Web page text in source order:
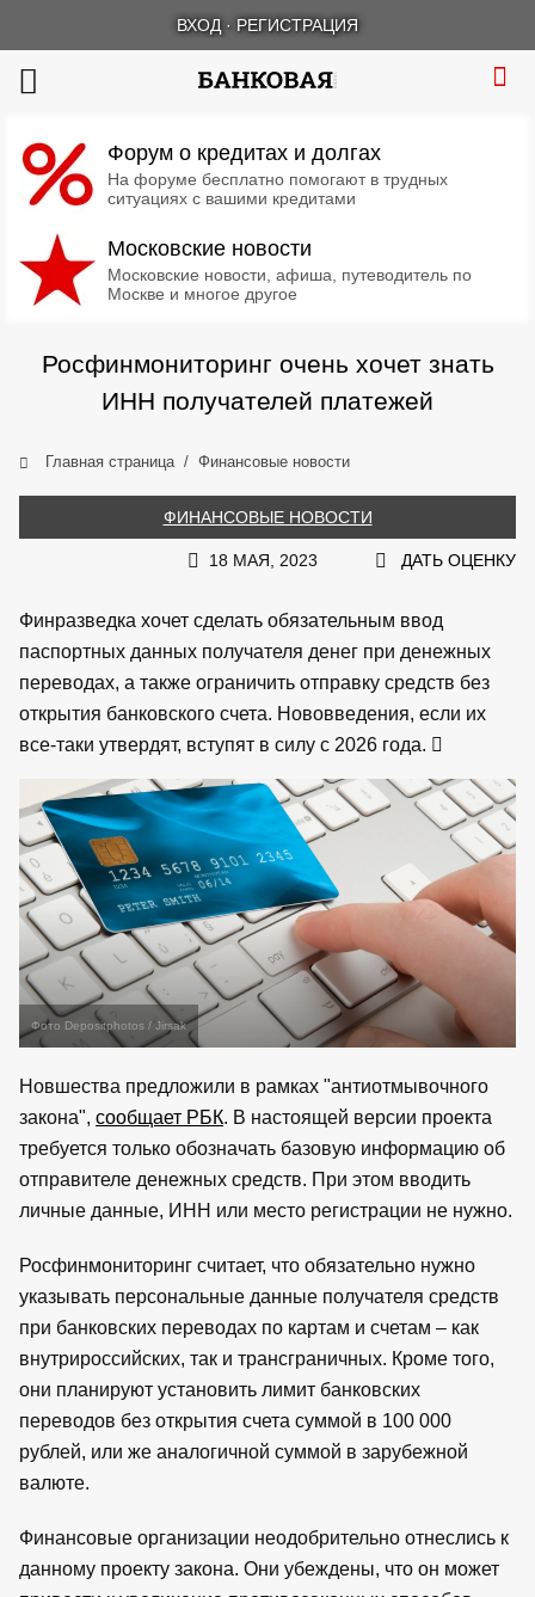
ВХОД · РЕГИСТРАЦИЯ
Форум о кредитах и долгах
На форуме бесплатно помогают в трудных
ситуациях с вашими кредитами
Московские новости
Московские новости, афиша, путеводитель по
Москве и многое другое
Росфинмониторинг очень хочет знать
ИНН получателей платежей
Главная страница Финансовые новости
ФИНАНСОВЫЕ НОВОСТИ
18 МАЯ, 2023 ДАТЬ ОЦЕНКУ
Финразведка хочет сделать обязательным ввод
паспортных данных получателя денег при денежных
переводах, а также ограничить отправку средств без
открытия банковского счета. Нововведения, если их
все-таки утвердят, вступят в силу с 2026 года.
Фото Depositphotos / Jirsak
Новшества предложили в рамках "антиотмывочного
закона", сообщает РБК. В настоящей версии проекта
требуется только обозначать базовую информацию об
отправителе денежных средств. При этом вводить
личные данные, ИНН или место регистрации не нужно.
Росфинмониторинг считает, что обязательно нужно
указывать персональные данные получателя средств
при банковских переводах по картам и счетам – как
внутрироссийских, так и трансграничных. Кроме того,
они планируют установить лимит банковских
переводов без открытия счета суммой в 100 000
рублей, или же аналогичной суммой в зарубежной
валюте.
Финансовые организации неодобрительно отнеслись к
данному проекту закона. Они убеждены, что он может